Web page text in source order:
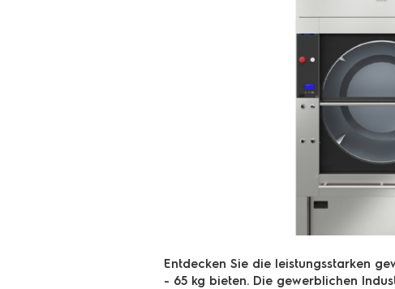
Entdecken Sie die leistungsstarken
- 65 kg bieten. Die gewerblichen